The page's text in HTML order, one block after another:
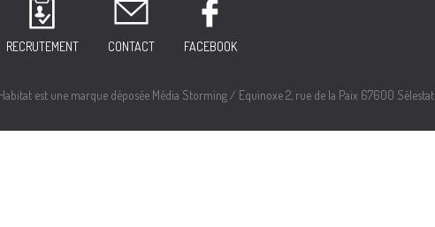
RECRUTEMENT CONTACT FACEBOOK
est une marque déposée Média Storming / Equinoxe 2, rue de la Paix 67600 Sélestat